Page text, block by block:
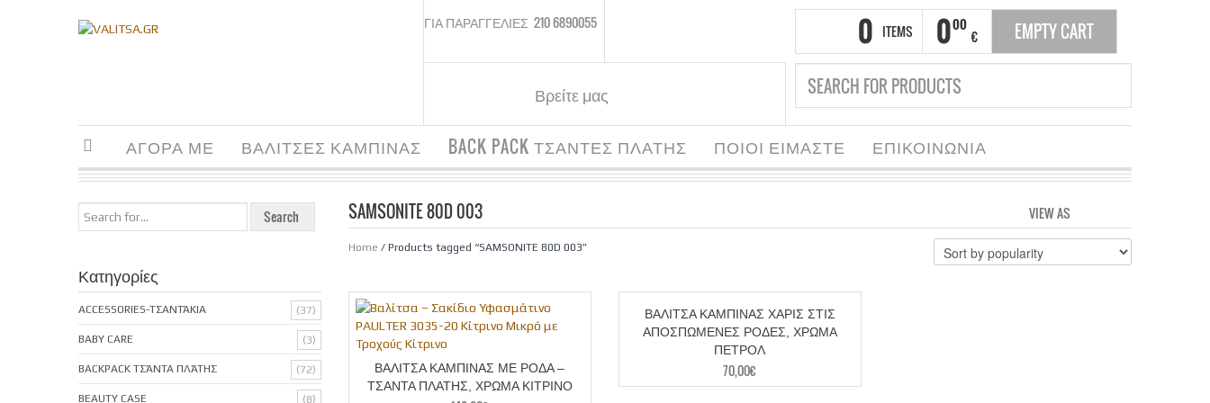
0 ITEMS 000
€ EMPTY CART
ΓΙΑ ΠΑΡΑΓΓΕΛΙΕΣ 210 6890055
Βρείτε μας
ΑΓΟΡΑ ΜΕ ΒΑΛΙΤΣΕΣ ΚΑΜΠΙΝΑΣ BACK PACK ΤΣΑΝΤΕΣ ΠΛΑΤΗΣ ΠΟΙΟΙ ΕΙΜΑΣΤΕ ΕΠΙΚΟΙΝΩΝΙΑ
SAMSONITE 80D 003 VIEW AS
Home / Products tagged “SAMSONITE 80D 003”
ΒΑΛΙΤΣΑ ΚΑΜΠΙΝΑΣ ΜΕ ΡΟΔΑ –
ΤΣΑΝΤΑ ΠΛΑΤΗΣ, ΧΡΩΜΑ ΚΙΤΡΙΝΟ
ΒΑΛΙΤΣΑ ΚΑΜΠΙΝΑΣ ΧΑΡΙΣ ΣΤΙΣ
ΑΠΟΣΠΩΜΕΝΕΣ ΡΟΔΕΣ, ΧΡΩΜΑ
ΠΕΤΡΟΛ
70,00€
Κατηγορίες
ACCESSORIES-ΤΣΑΝΤΆΚΙΑ (37)
BABY CARE (3)
BACKPACK ΤΣΆΝΤΑ ΠΛΆΤΗΣ (72)
BEAUTY CASE (8)